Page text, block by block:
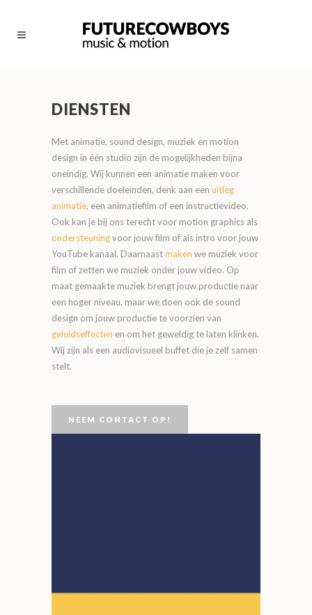
DIENSTEN
Met animatie, sound design, muziek en motion
design in één studio zijn de mogelijkheden bijna
oneindig. Wij kunnen een animatie maken voor
verschillende doeleinden, denk aan een uitleg
animatie, een animatiefilm of een instructievideo.
Ook kan je bij ons terecht voor motion graphics als
ondersteuningvoor jouw film of als intro voor jouw
YouTube kanaal. Daarnaastmaken we muziek voor
film of zetten we muziek onder jouw video. Op
maat gemaakte muziek brengt jouw productie naar
een hoger niveau, maar we doen ook de sound
design om jouw productie te voorzien van
geluidseffecten en om het geweldig te laten klinken.
Wij zijn als een audiovisueel buffet die je zelf samen
stelt.
NEEM CONTACT OP!